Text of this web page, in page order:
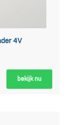
4V
bekijk nu